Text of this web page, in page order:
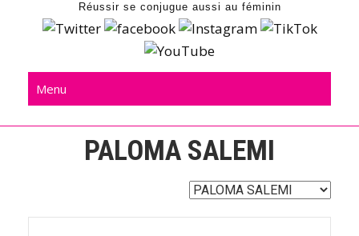
Réussir se conjugue aussi au féminin
Menu
PALOMA SALEMI